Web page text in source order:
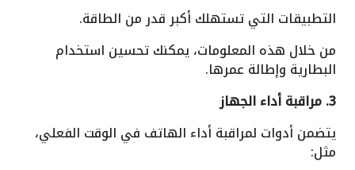
التطبيقات التي تستهلك أكبر قدر من الطاقة.
من خلال هذه المعلومات، يمكنك تحسين استخدام
البطارية وإطالة عمرها.
3. مراقبة أداء الجهاز
يتضمن أدوات لمراقبة أداء الهاتف في الوقت الفعلي،
مثل: